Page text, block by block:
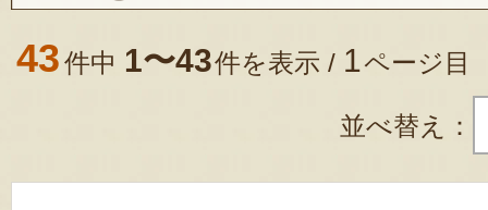
43件中 1〜43件を表示 / 1ページ目
並べ替え：